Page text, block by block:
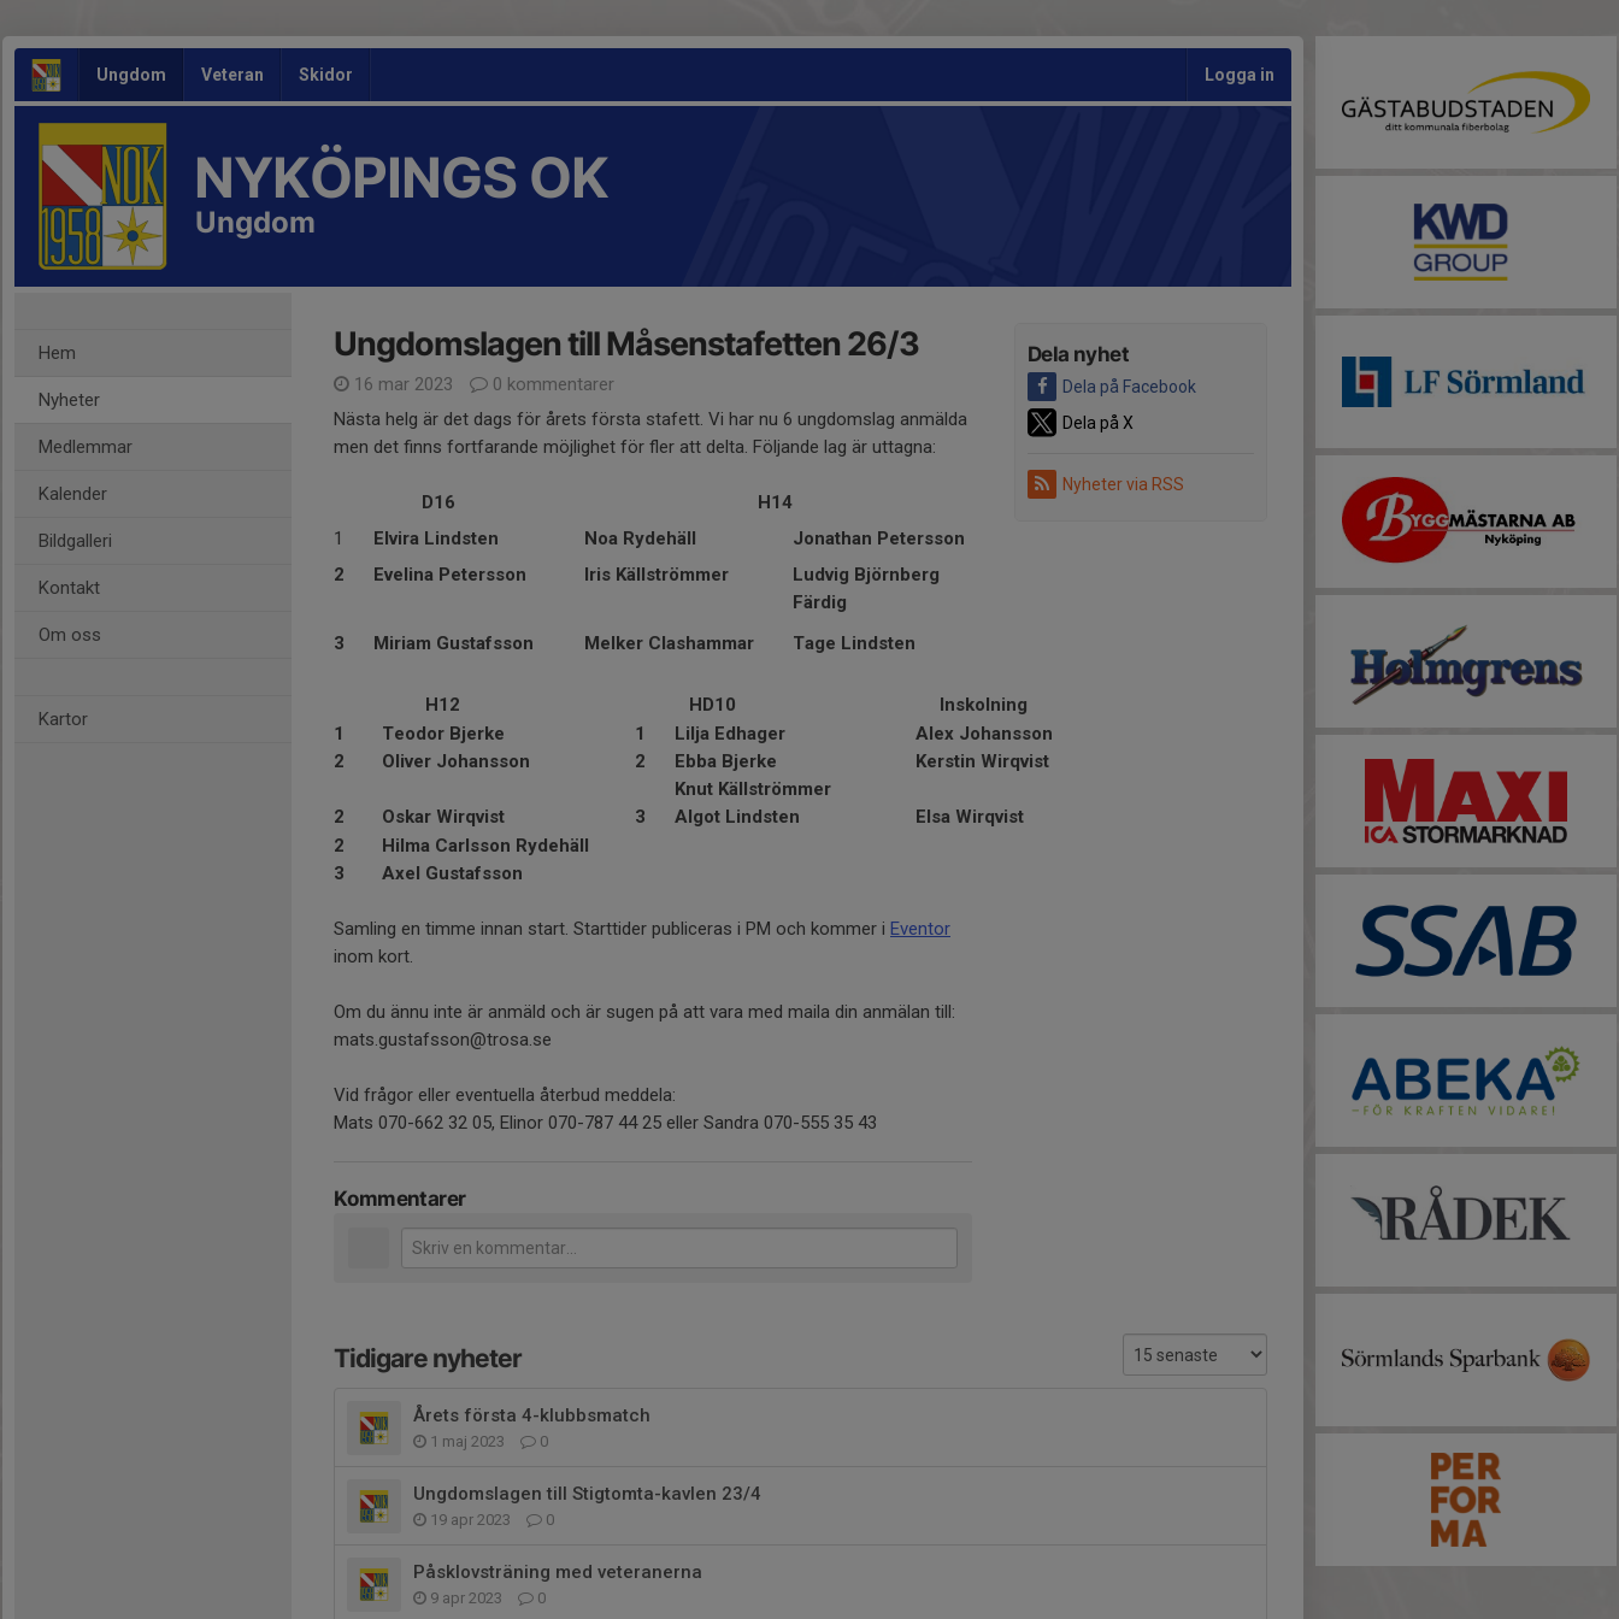
Ungdom Veteran Skidor Logga in
NYKÖPINGS OK
Ungdom
Hem
Nyheter
Medlemmar
Kalender
Bildgalleri
Kontakt
Om oss
Kartor
Dela nyhet
Dela på Facebook
Dela på X
Nyheter via RSS
Ungdomslagen till Måsenstafetten 26/3
16 mar 2023
0 kommentarer
Nästa helg är det dags för årets första stafett. Vi har nu 6 ungdomslag anmälda
men det finns fortfarande möjlighet för fler att delta. Följande lag är uttagna:
D16
H14
1
Elvira Lindsten Noa Rydehäll
Jonathan Petersson
2
Evelina Petersson Iris Källströmmer
Ludvig Björnberg
Färdig
3
Miriam Gustafsson Melker Clashammar Tage Lindsten
H12 HD10
Inskolning
1
Teodor Bjerke 1 Lilja Edhager
Alex Johansson
2
Oliver Johansson 2
Ebba Bjerke
Knut Källströmmer
Kerstin Wirqvist
2 Oskar Wirqvist 3 Algot Lindsten
Elsa Wirqvist
2
Hilma Carlsson Rydehäll
3
Axel Gustafsson
Samling en timme innan start. Starttider publiceras i PM och kommer i Eventor
inom kort.
Om du ännu inte är anmäld och är sugen på att vara med maila din anmälan till:
mats.gustafsson@trosa.se
Vid frågor eller eventuella återbud meddela:
Mats 070-662 32 05, Elinor 070-787 44 25 eller Sandra 070-555 35 43
Kommentarer
Tidigare nyheter
Årets första 4-klubbsmatch
1 maj 2023 0
Ungdomslagen till Stigtomta-kavlen 23/4
19 apr 2023 0
Påsklovsträning med veteranerna
9 apr 2023 0